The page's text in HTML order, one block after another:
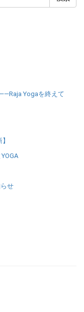
Yogaを終えて
せ